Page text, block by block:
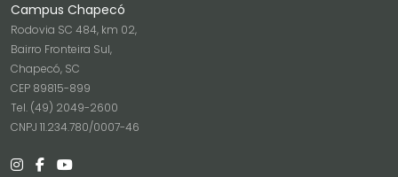
Campus Chapecó
Rodovia SC 484, km 02,
Bairro Fronteira Sul,
Chapecó, SC
CEP 89815-899
Tel. (49) 2049-2600
CNPJ 11.234.780/0007-46